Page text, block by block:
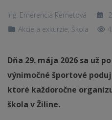
Ing. Emerencia Remetová
Akcie a exkurzie, Škola
Dňa 29. mája 2026 sa už
výnimočné športové
ktoré každoročne
škola v Žiline.